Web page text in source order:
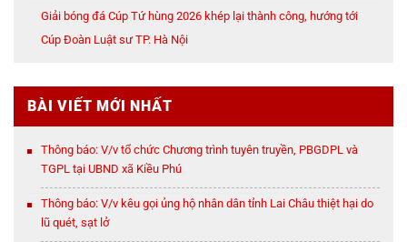
Giải bóng đá Cúp Tứ hùng 2026 khép lại thành công, hướng tới
Cúp Đoàn Luật sư TP. Hà Nội
BÀI VIẾT MỚI NHẤT
Thông báo: V/v tổ chức Chương trình tuyên truyền, PBGDPL và
TGPL tại UBND xã Kiều Phú
Thông báo: V/v kêu gọi ủng hộ nhân dân tỉnh Lai Châu thiệt hại do
lũ quét, sạt lở